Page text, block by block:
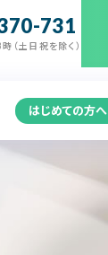
731
（土日祝を除く）
はじめての方へ